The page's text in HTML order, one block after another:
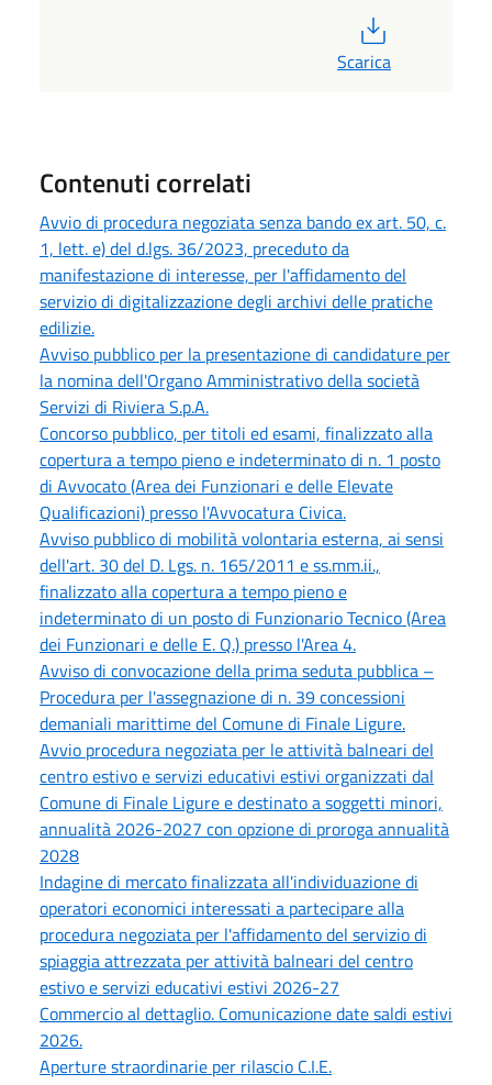
Scarica
Contenuti correlati
Avvio di procedura negoziata senza bando ex art. 50, c.
1, lett. e) del d.lgs. 36/2023, preceduto da
manifestazione di interesse, per l'affidamento del
servizio di digitalizzazione degli archivi delle pratiche
edilizie.
Avviso pubblico per la presentazione di candidature per
la nomina dell'Organo Amministrativo della società
Servizi di Riviera S.p.A.
Concorso pubblico, per titoli ed esami, finalizzato alla
copertura a tempo pieno e indeterminato di n. 1 posto
di Avvocato (Area dei Funzionari e delle Elevate
Qualificazioni) presso l'Avvocatura Civica.
Avviso pubblico di mobilità volontaria esterna, ai sensi
dell'art. 30 del D. Lgs. n. 165/2011 e ss.mm.ii.,
finalizzato alla copertura a tempo pieno e
indeterminato di un posto di Funzionario Tecnico (Area
dei Funzionari e delle E. Q.) presso l'Area 4.
Avviso di convocazione della prima seduta pubblica –
Procedura per l'assegnazione di n. 39 concessioni
demaniali marittime del Comune di Finale Ligure.
Avvio procedura negoziata per le attività balneari del
centro estivo e servizi educativi estivi organizzati dal
Comune di Finale Ligure e destinato a soggetti minori,
annualità 2026-2027 con opzione di proroga annualità
2028
Indagine di mercato finalizzata all'individuazione di
operatori economici interessati a partecipare alla
procedura negoziata per l'affidamento del servizio di
spiaggia attrezzata per attività balneari del centro
estivo e servizi educativi estivi 2026-27
Commercio al dettaglio. Comunicazione date saldi estivi
2026.
Aperture straordinarie per rilascio C.I.E.